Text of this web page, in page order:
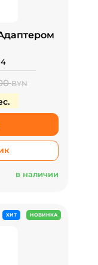
4
BYN
в наличии
ХИТ НОВИНКА